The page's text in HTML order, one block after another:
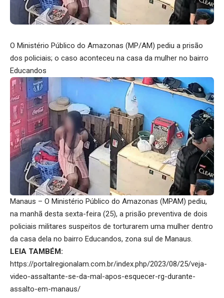
O Ministério Público do Amazonas (MP/AM) pediu a prisão
dos policiais; o caso aconteceu na casa da mulher no bairro
Educandos
Manaus – O Ministério Público do Amazonas (MPAM) pediu,
na manhã desta sexta-feira (25), a prisão preventiva de dois
policiais militares suspeitos de torturarem uma mulher dentro
da casa dela no bairro Educandos, zona sul de Manaus.
LEIA TAMBÉM:
https://portalregionalam.com.br/index.php/2023/08/25/veja-
video-assaltante-se-da-mal-apos-esquecer-rg-durante-
assalto-em-manaus/